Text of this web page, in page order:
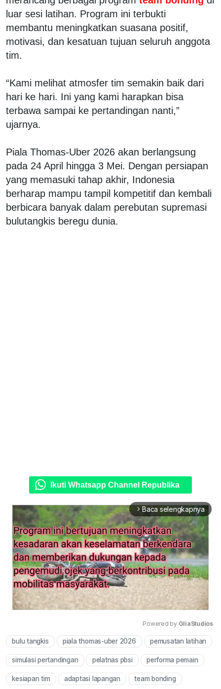
luar sesi latihan. Program ini terbukti
membantu meningkatkan suasana positif,
motivasi, dan kesatuan tujuan seluruh anggota
tim.
“Kami melihat atmosfer tim semakin baik dari
hari ke hari. Ini yang kami harapkan bisa
terbawa sampai ke pertandingan nanti,”
ujarnya.
Piala Thomas-Uber 2026 akan berlangsung
pada 24 April hingga 3 Mei. Dengan persiapan
yang memasuki tahap akhir, Indonesia
berharap mampu tampil kompetitif dan kembali
berbicara banyak dalam perebutan supremasi
bulutangkis beregu dunia.
Ikuti Whatsapp Channel Republika
arrow_forward_ios Baca selengkapnya
Mute
Powered by GliaStudios
bulu tangkis piala thomas-uber 2026 pemusatan latihan
simulasi pertandingan pelatnas pbsi performa pemain
kesiapan tim adaptasi lapangan team bonding